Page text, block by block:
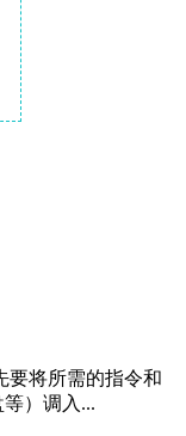
要将所需的指令和
）调入...